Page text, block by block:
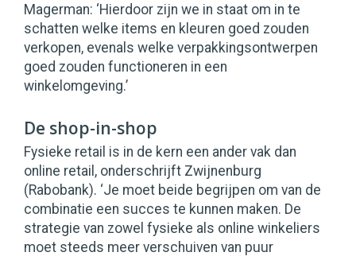
Magerman: ‘Hierdoor zijn we in staat om in te
schatten welke items en kleuren goed zouden
verkopen, evenals welke verpakkingsontwerpen
goed zouden functioneren in een
winkelomgeving.’
De shop-in-shop
Fysieke retail is in de kern een ander vak dan
online retail, onderschrijft Zwijnenburg
(Rabobank). ‘Je moet beide begrijpen om van de
combinatie een succes te kunnen maken. De
strategie van zowel fysieke als online winkeliers
moet steeds meer verschuiven van puur